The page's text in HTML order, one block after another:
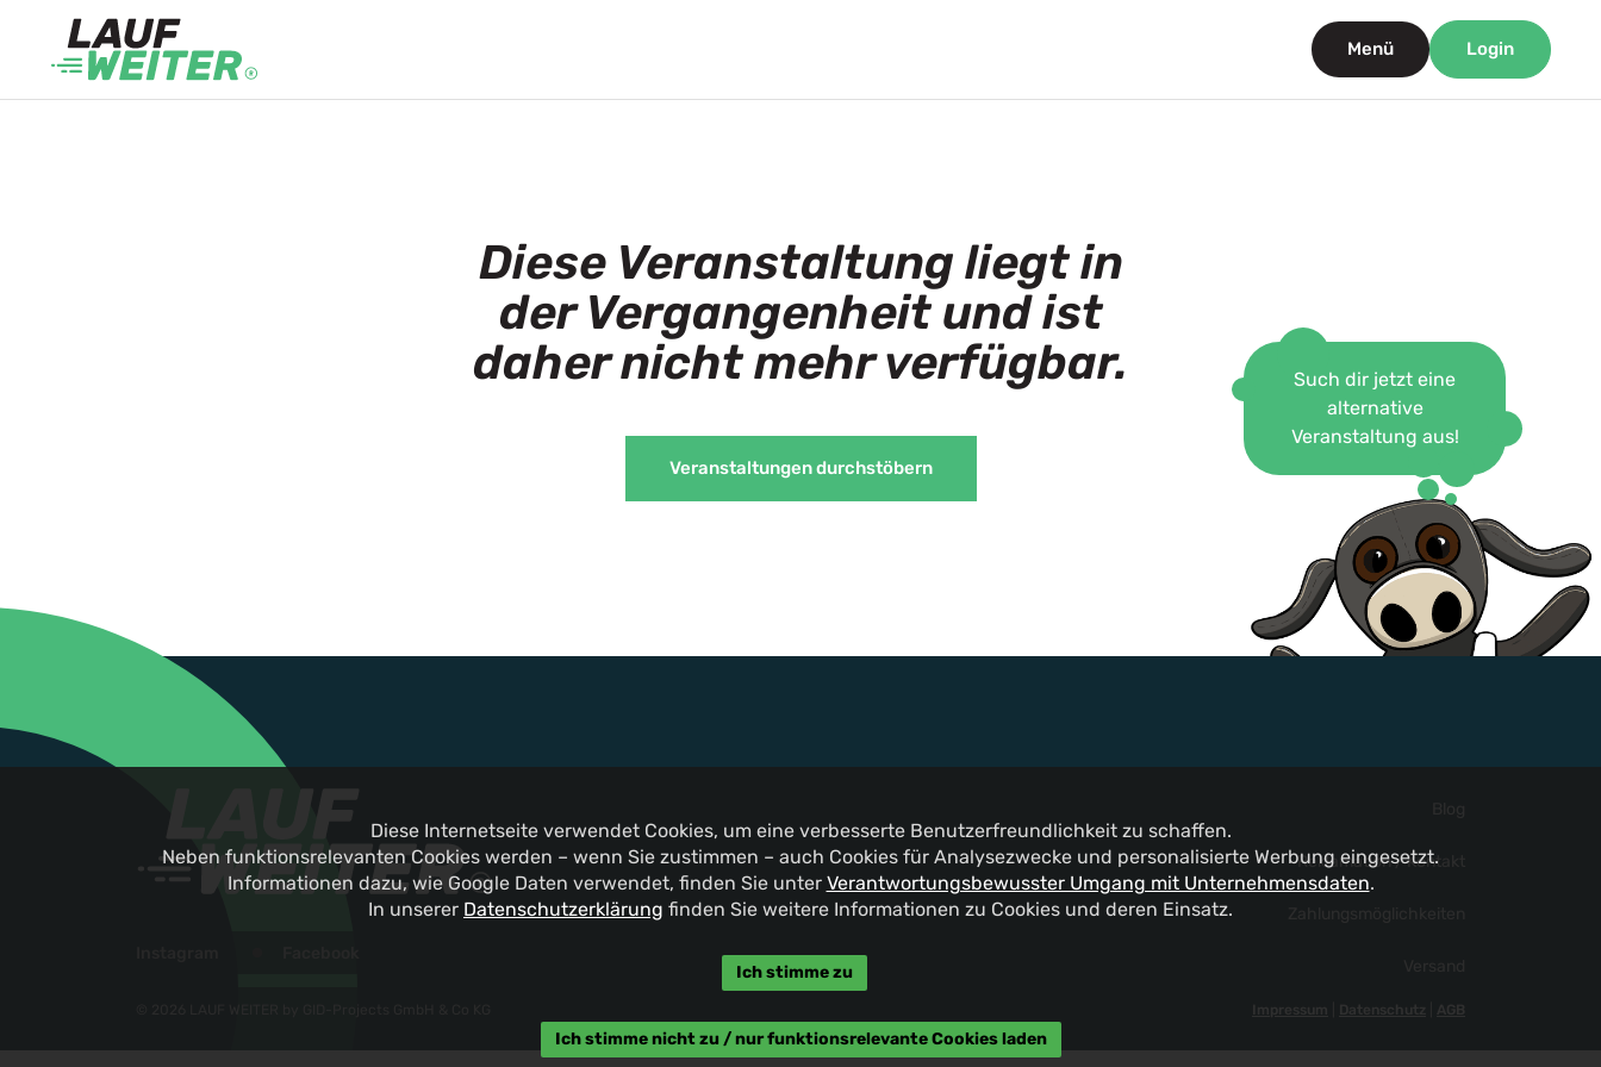
Menü Login
Such dir jetzt eine
alternative
Veranstaltung aus!
Diese Veranstaltung liegt in
der Vergangenheit und ist
daher nicht mehr verfügbar.
Veranstaltungen durchstöbern
Reklamation / Kontakt
Impressum Datenschutz AGB
Diese Internetseite verwendet Cookies, um eine verbesserte Benutzerfreundlichkeit zu schaffen.
Neben funktionsrelevanten Cookies werden – wenn Sie zustimmen – auch Cookies für Analysezwecke und personalisierte Werbung eingesetzt.
Informationen dazu, wie Google Daten verwendet, finden Sie unter Verantwortungsbewusster Umgang mit Unternehmensdaten.
In unserer Datenschutzerklärung finden Sie weitere Informationen zu Cookies und deren Einsatz.
Ich stimme zu
Ich stimme nicht zu / nur funktionsrelevante Cookies laden